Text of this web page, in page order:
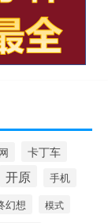
卡丁车
开原 手机
幻想 模式